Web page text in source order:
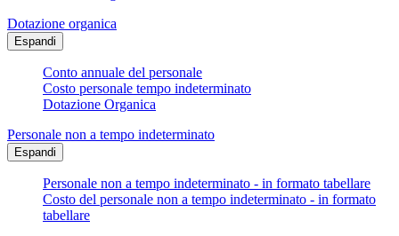
Dotazione organica
Espandi
Conto annuale del personale
Costo personale tempo indeterminato
Dotazione Organica
Personale non a tempo indeterminato
Espandi
Personale non a tempo indeterminato - in formato tabellare
Costo del personale non a tempo indeterminato - in formato
tabellare